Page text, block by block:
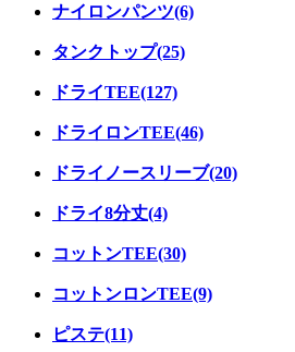
ナイロンパンツ(6)
タンクトップ(25)
ドライTEE(127)
ドライロンTEE(46)
ドライノースリーブ(20)
ドライ8分丈(4)
コットンTEE(30)
コットンロンTEE(9)
ピステ(11)